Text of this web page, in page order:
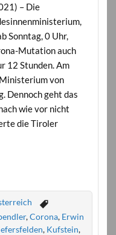
– Die
Sonntag, 0 Uhr,
Mutation auch
12 Stunden. Am
von
Dennoch geht das
wie vor nicht
die Tiroler
,Corona, Erwin
, Kufstein,